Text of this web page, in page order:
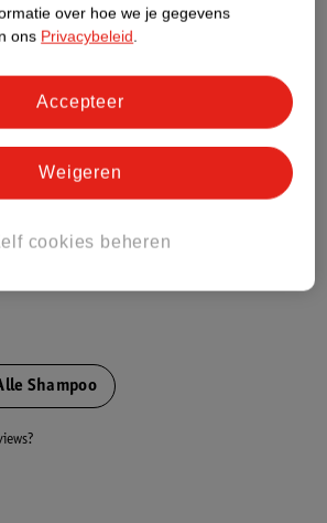
Dit product heeft (nog) geen Nature
Meer informatie
Shampoo
over hoe we je gegevens
ons Privacybeleid.
cookies beheren
Weigeren
Accepteer